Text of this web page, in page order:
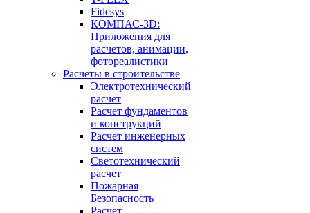
Fidesys
КОМПАС-3D:
Приложения для
расчетов, анимации,
фотореалистики
Расчеты в строительстве
Электротехнический
расчет
Расчет фундаментов
и конструкций
Расчет инженерных
систем
Светотехнический
расчет
Пожарная
Безопасность
Расчет